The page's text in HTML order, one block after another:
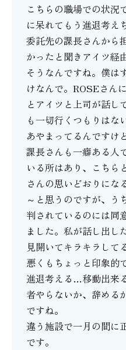
こちらの職場での状況
に呆れてもう進退考え
委託先の課長さんから
かったと聞きアイツ経
そうなんですね。僕は
けなんで。ROSEさん
とアイツと上司が話し
も一切行くつもりはな
あやまってるんですけ
課長さんも一癖ある人
いる所はあり、こちら
さんの思いどおりにな
～と思うのですが、う
判されているのには同
ました。私が話し出し
見開いてキラキラして
悪くもちょっと印象的
進退考える…移動出来
者やらないか、辞める
ですね。
違う施設で一月の間に
です。